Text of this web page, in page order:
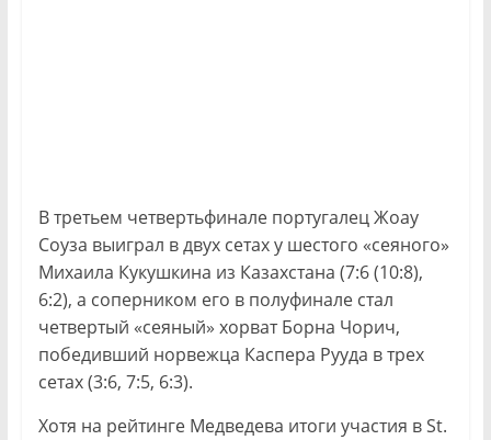
В третьем четвертьфинале португалец Жоау
Соуза выиграл в двух сетах у шестого «сеяного»
Михаила Кукушкина из Казахстана (7:6 (10:8),
6:2), а соперником его в полуфинале стал
четвертый «сеяный» хорват Борна Чорич,
победивший норвежца Каспера Рууда в трех
сетах (3:6, 7:5, 6:3).
Хотя на рейтинге Медведева итоги участия в St.